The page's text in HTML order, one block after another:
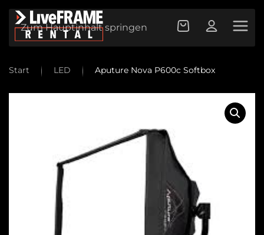
Zum Hauptinhalt springen
Start LED Aputure Nova P600c Softbox